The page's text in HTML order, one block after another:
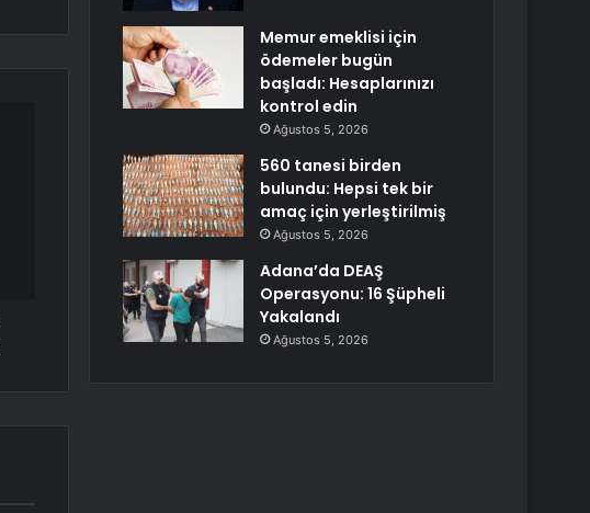
Memur emeklisi için
ödemeler bugün
başladı: Hesaplarınızı
kontrol edin
Ağustos 5, 2026
560 tanesi birden
bulundu: Hepsi tek bir
amaç için yerleştirilmiş
Ağustos 5, 2026
Adana’da DEAŞ
Operasyonu: 16 Şüpheli
Yakalandı
Ağustos 5, 2026